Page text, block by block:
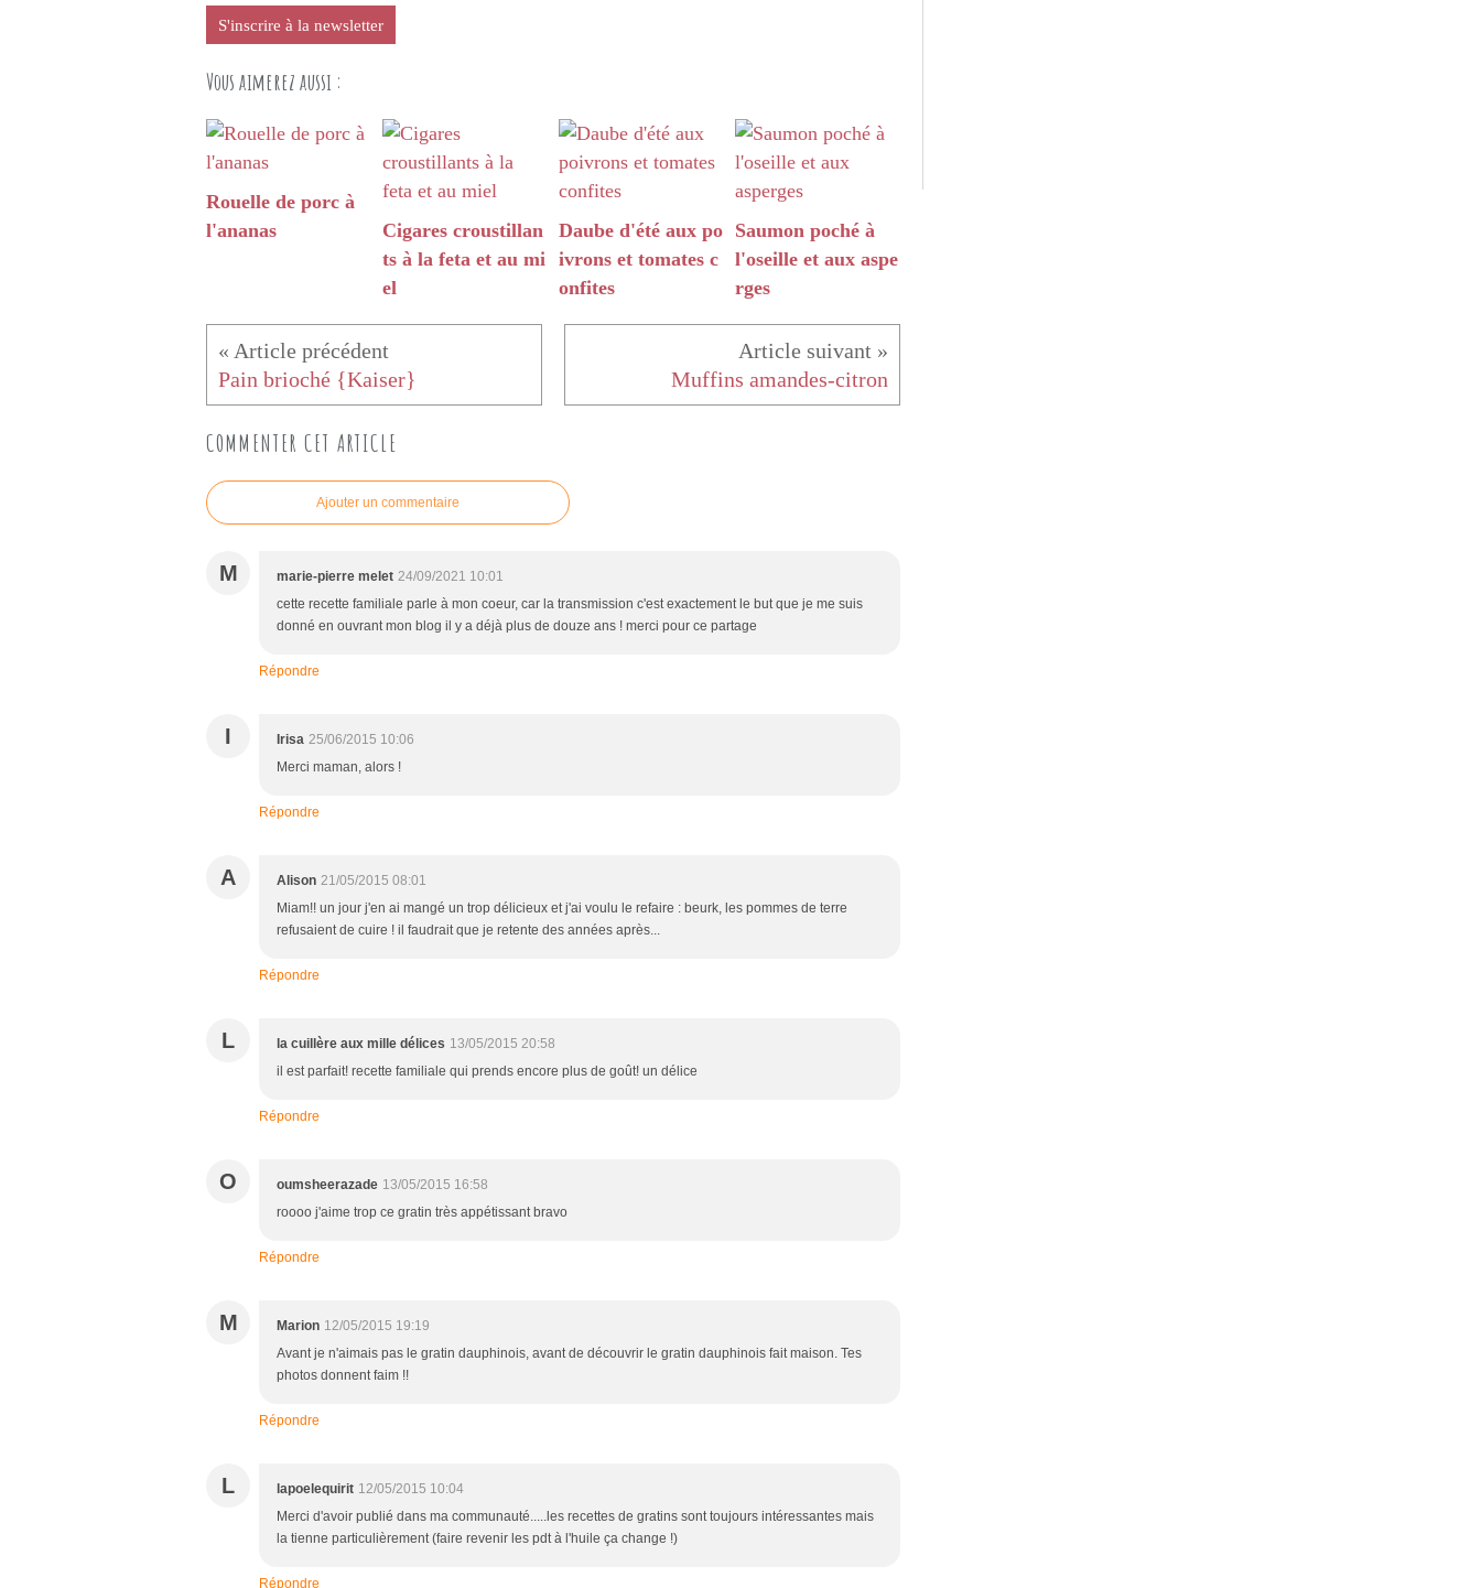
S'inscrire à la newsletter
Vous aimerez aussi :
Rouelle de porc à
l'ananas
Cigares croustillan
ts à la feta et au mi
el
Daube d'été aux po
ivrons et tomates c
onfites
Saumon poché à
l'oseille et aux aspe
rges
Pain brioché {Kaiser} Muffins amandes-citron
COMMENTER CET ARTICLE
Ajouter un commentaire
M marie-pierre melet 24/09/2021 10:01
cette recette familiale parle à mon coeur, car la transmission c'est exactement le but que je me suis
donné en ouvrant mon blog il y a déjà plus de douze ans ! merci pour ce partage
Répondre
I Irisa 25/06/2015 10:06
Merci maman, alors !
Répondre
A Alison 21/05/2015 08:01
Miam!! un jour j'en ai mangé un trop délicieux et j'ai voulu le refaire : beurk, les pommes de terre
refusaient de cuire ! il faudrait que je retente des années après...
Répondre
L la cuillère aux mille délices 13/05/2015 20:58
il est parfait! recette familiale qui prends encore plus de goût! un délice
Répondre
O oumsheerazade 13/05/2015 16:58
roooo j'aime trop ce gratin très appétissant bravo
Répondre
M Marion 12/05/2015 19:19
Avant je n'aimais pas le gratin dauphinois, avant de découvrir le gratin dauphinois fait maison. Tes
photos donnent faim !!
Répondre
L lapoelequirit 12/05/2015 10:04
Merci d'avoir publié dans ma communauté.....les recettes de gratins sont toujours intéressantes mais
la tienne particulièrement (faire revenir les pdt à l'huile ça change !)
Répondre